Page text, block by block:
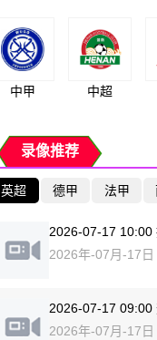
中甲 中超
录像推荐
英超 德甲 法甲
2026-07-17 10:00
2026年-07月-17日
2026-07-17 09:00
2026年-07月-17日